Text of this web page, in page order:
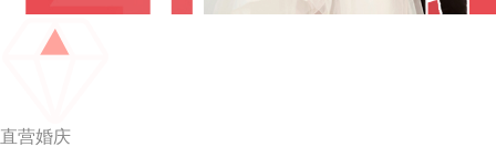
直营婚庆